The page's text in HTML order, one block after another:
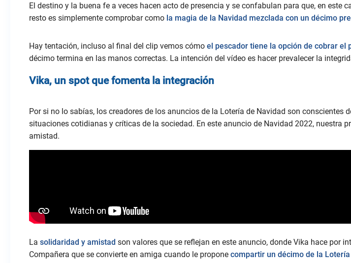
El destino y la buena fe a veces hacen acto de presencia y se confabulan para que, en este
resto es simplemente comprobar como la magia de la Navidad mezclada con un décimo
Hay tentación, incluso al final del clip vemos cómo el pescador tiene la opción de cobrar el
décimo termina en las manos correctas. La intención del vídeo es hacer prevalecer la
Vika, un spot que fomenta la integración
Por si no lo sabías, los creadores de los anuncios de la Lotería de Navidad son
situaciones cotidianas y críticas de la sociedad. En este anuncio de Navidad 2022, nuestra
amistad.
La solidaridad y amistad son valores que se reflejan en este anuncio, donde Vika hace por
Compañera que se convierte en amiga cuando le propone compartir un décimo de la